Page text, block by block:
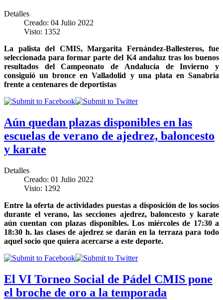
Detalles
Creado: 04 Julio 2022
Visto: 1352
La palista del CMIS, Margarita Fernández-Ballesteros, fue
seleccionada para formar parte del K4 andaluz tras los buenos
resultados del Campeonato de Andalucía de Invierno y
consiguió un bronce en Valladolid y una plata en Sanabria
frente a centenares de deportistas
Aún quedan plazas disponibles en las
escuelas de verano de ajedrez, baloncesto
y karate
Detalles
Creado: 01 Julio 2022
Visto: 1292
Entre la oferta de actividades puestas a disposición de los socios
durante el verano, las secciones ajedrez, baloncesto y karate
aún cuentan con plazas disponibles. Los miércoles de 17:30 a
18:30 h. las clases de ajedrez se darán en la terraza para todo
aquel socio que quiera acercarse a este deporte.
El VI Torneo Social de Pádel CMIS pone
el broche de oro a la temporada